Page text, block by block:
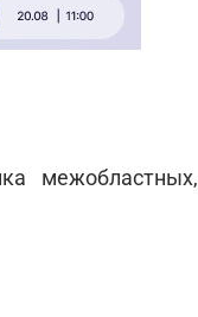
межобластных,